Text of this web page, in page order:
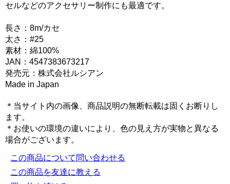
セルなどのアクセサリー制作にも最適です。
長さ：8m/カセ
太さ：#25
素材：綿100%
JAN：4547383673217
発売元：株式会社ルシアン
Made in Japan
＊当サイト内の画像、商品説明の無断転載は固くお断りし
ます。
＊お使いの環境の違いにより、色の見え方が実物と異なる
場合がございます。
この商品について問い合わせる
この商品を友達に教える